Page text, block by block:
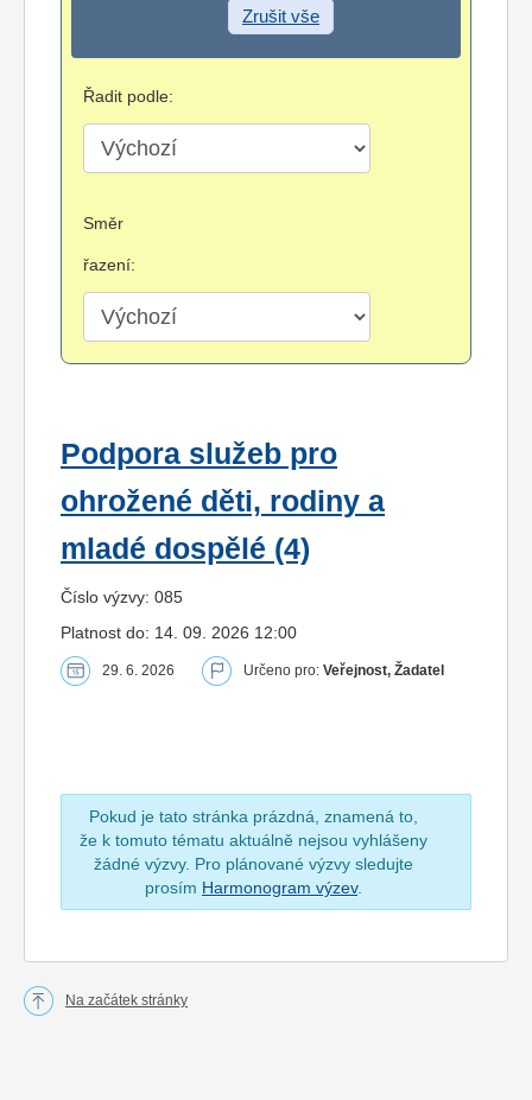
Zrušit vše
Řadit podle:
Směr
řazení:
Podpora služeb pro
ohrožené děti, rodiny a
mladé dospělé (4)
Číslo výzvy: 085
Platnost do: 14. 09. 2026 12:00
29. 6. 2026 Určeno pro: Veřejnost, Žadatel
Pokud je tato stránka prázdná, znamená to,
že k tomuto tématu aktuálně nejsou vyhlášeny
žádné výzvy. Pro plánované výzvy sledujte
prosím Harmonogram výzev.
Na začátek stránky